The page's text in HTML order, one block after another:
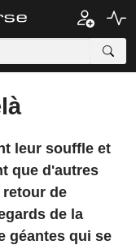
leur souffle et
que d'autres
de
de la
géantes qui se